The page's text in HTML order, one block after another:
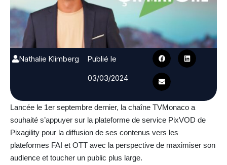
Nathalie Klimberg
Publié le
03/03/2024
Lancée le 1er septembre dernier, la chaîne TVMonaco a
souhaité s’appuyer sur la plateforme de service PixVOD de
Pixagility pour la diffusion de ses contenus vers les
plateformes FAI et OTT avec la perspective de maximiser son
audience et toucher un public plus large.